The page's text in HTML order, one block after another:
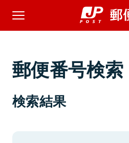
郵便番号検索
検索結果